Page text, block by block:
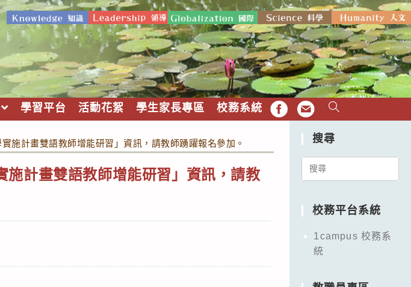
學習平台 活動花絮 學生家長專區 校務系統 FB EMAIL
施計畫雙語教師增能研習」資訊，請教師踴躍報名參加。
施計畫雙語教師增能研習」資訊，請教
搜尋
Search
校務平台系統
1campus 校務系
統